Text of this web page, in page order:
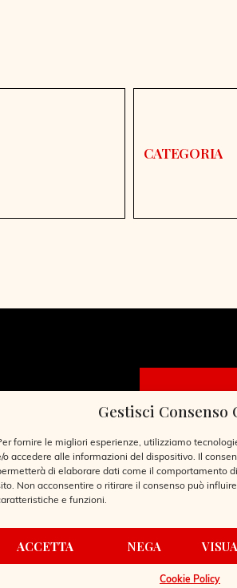
Gestisci Consenso
fornire le migliori esperienze, utilizziamo
o accedere alle informazioni del dispositivo. Il
di elaborare dati come il comportamento
Non acconsentire o ritirare il consenso può
e funzioni.
ACCETTA NEGA
Cookie Policy
CATEGORIA